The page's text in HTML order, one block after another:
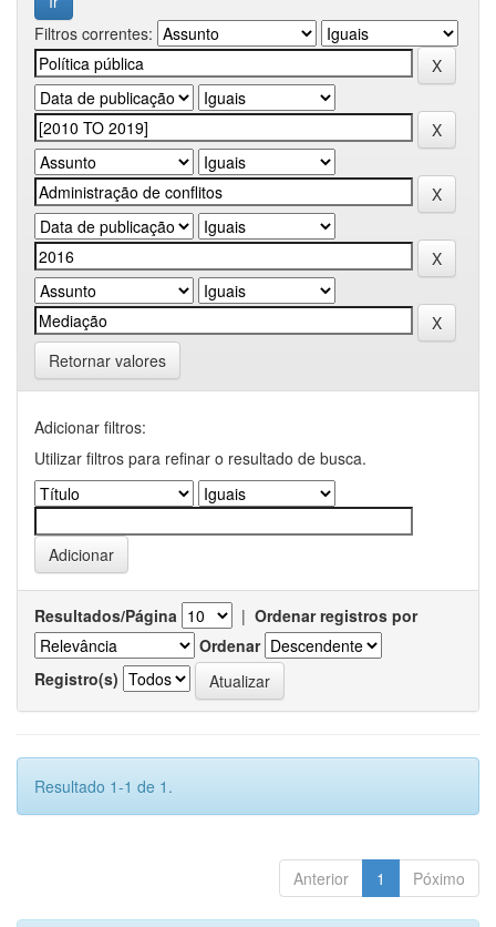
Filtros correntes:
Retornar valores
Adicionar filtros:
Utilizar filtros para refinar o resultado de busca.
Resultados/Página | Ordenar registros por
Ordenar
Registro(s)
Resultado 1-1 de 1.
Anterior 1 Póximo